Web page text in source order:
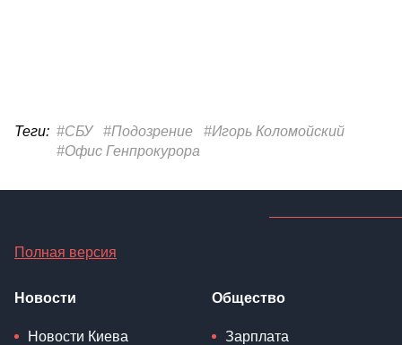
Теги: #СБУ #Подозрение
#Игорь Коломойский
#Офис Генпрокурора
Полная версия
Новости
Новости Киева
Общество
Зарплата